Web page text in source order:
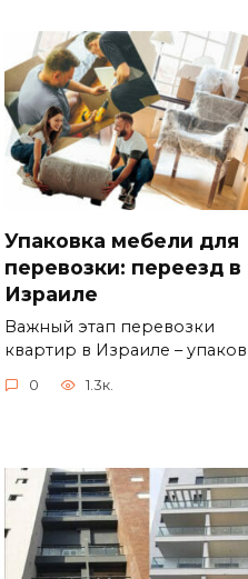
Упаковка мебели для
перевозки: переезд в
Израиле
Важный этап перевозки
квартир в Израиле –
0 1.3к.